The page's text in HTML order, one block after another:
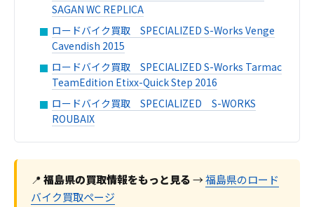
SAGAN WC REPLICA
ロードバイク買取 SPECIALIZED S-Works Venge
Cavendish 2015
ロードバイク買取 SPECIALIZED S-Works Tarmac
TeamEdition Etixx-Quick Step 2016
ロードバイク買取 SPECIALIZED S-WORKS
ROUBAIX
📍福島県の買取情報をもっと見る→福島県のロード
バイク買取ページ